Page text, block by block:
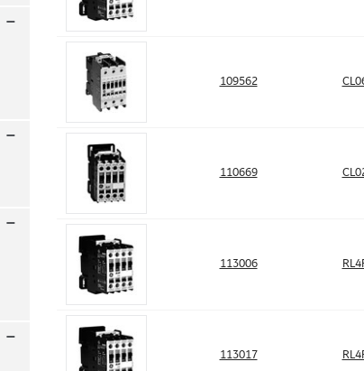
109562
110669
113006
113017
–
–
–
–